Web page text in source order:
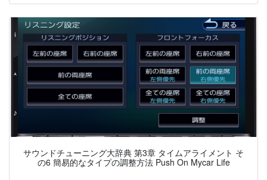
サウンドチューニング大辞典 第3章 タイムアライメント そ
の6 簡易的なタイプの調整方法 Push On Mycar Life